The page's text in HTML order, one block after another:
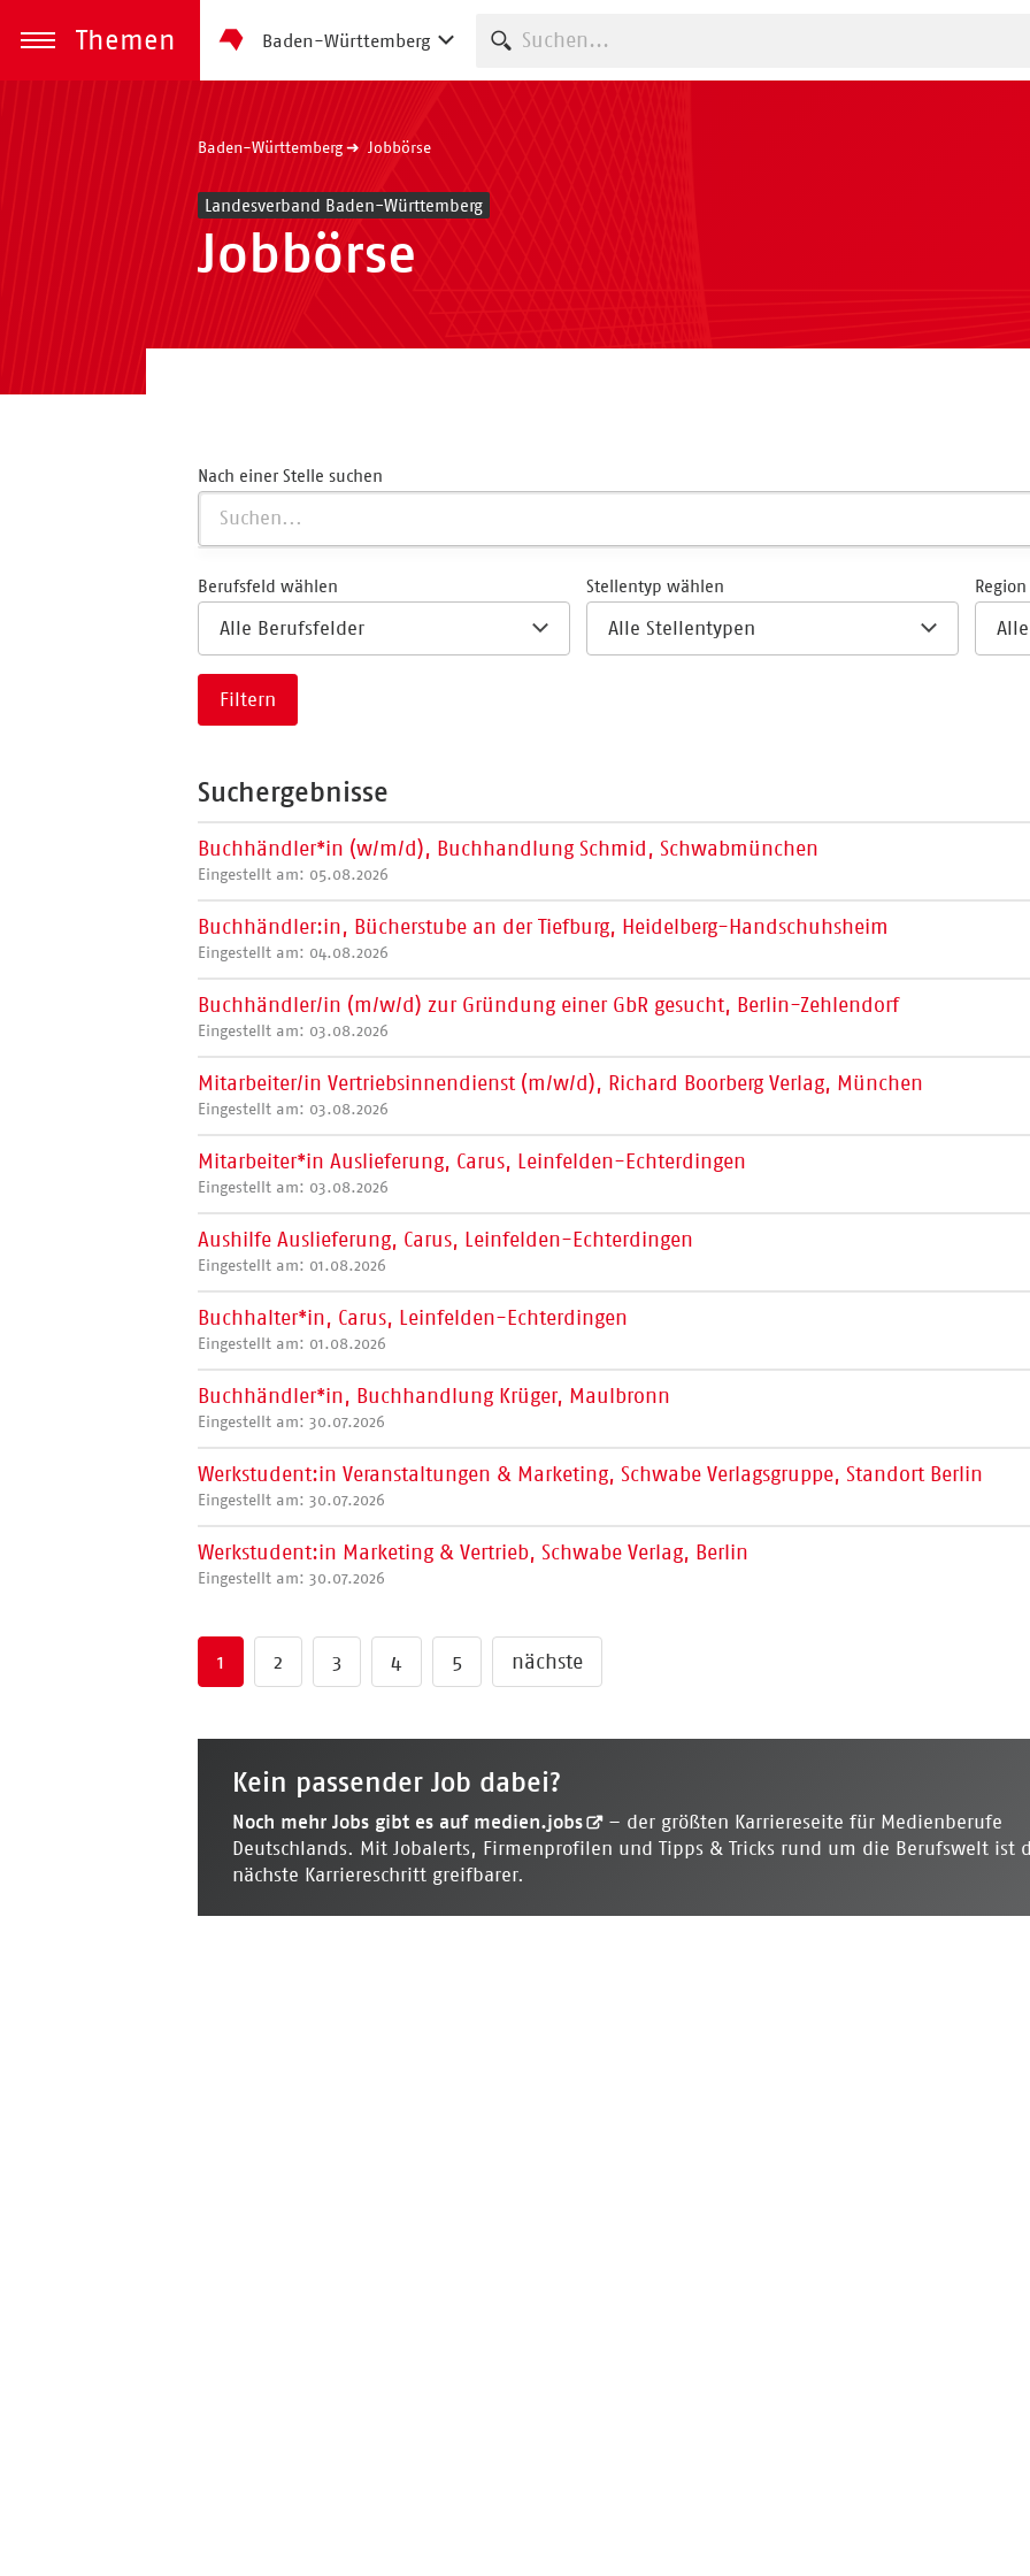
zum Inhalt springen
Themen
Menü öffnen
Baden-Württemberg Suche starten
Baden-Württemberg Jobbörse
Landesverband Baden-Württemberg
Jobbörse
Nach einer Stelle suchen
Berufsfeld wählen Stellentyp wählen
Filtern
Suchergebnisse
Buchhändler*in (w/m/d), Buchhandlung Schmid, Schwabmünchen
Eingestellt am: 05.08.2026
Buchhändler:in, Bücherstube an der Tiefburg, Heidelberg-Handschuhsheim
Eingestellt am: 04.08.2026
Buchhändler/in (m/w/d) zur Gründung einer GbR gesucht, Berlin-Zehlendorf
Eingestellt am: 03.08.2026
Mitarbeiter/in Vertriebsinnendienst (m/w/d), Richard Boorberg Verlag, München
Eingestellt am: 03.08.2026
Mitarbeiter*in Auslieferung, Carus, Leinfelden-Echterdingen
Eingestellt am: 03.08.2026
Aushilfe Auslieferung, Carus, Leinfelden-Echterdingen
Eingestellt am: 01.08.2026
Buchhalter*in, Carus, Leinfelden-Echterdingen
Eingestellt am: 01.08.2026
Buchhändler*in, Buchhandlung Krüger, Maulbronn
Eingestellt am: 30.07.2026
Werkstudent:in Veranstaltungen & Marketing, Schwabe Verlagsgruppe, Standort Berlin
Eingestellt am: 30.07.2026
Werkstudent:in Marketing & Vertrieb, Schwabe Verlag, Berlin
Eingestellt am: 30.07.2026
1 2 3 4 5 nächste
Kein passender Job dabei?
Noch mehr Jobs gibt es auf medien.jobs
– der größten Karriereseite für Medienberufe
Deutschlands. Mit Jobalerts, Firmenprofilen und Tipps & Tricks rund um die Berufswelt ist
nächste Karriereschritt greifbarer.